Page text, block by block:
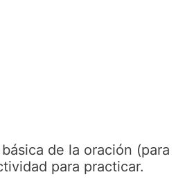
de la oración (para
para practicar.